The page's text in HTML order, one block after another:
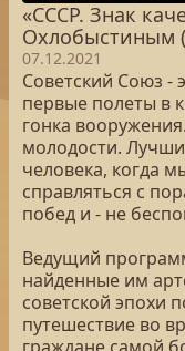
«СССР. Знак
Охлобыстиным
07.12.2021
Советский Союз -
первые полеты в
гонка
молодости.
человека, когда
справляться с
побед и - не
Ведущий
найденные им
советской эпохи
путешествие во